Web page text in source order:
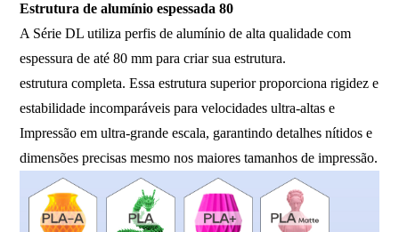
Estrutura de alumínio espessada 80
A Série DL utiliza perfis de alumínio de alta qualidade com
espessura de até 80 mm para criar sua estrutura.
estrutura completa. Essa estrutura superior proporciona rigidez e
estabilidade incomparáveis ​​para velocidades ultra-altas e
Impressão em ultra-grande escala, garantindo detalhes nítidos e
dimensões precisas mesmo nos maiores tamanhos de impressão.